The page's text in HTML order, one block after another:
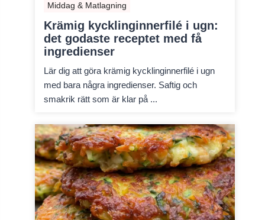
Middag & Matlagning
Krämig kycklinginnerfilé i ugn:
det godaste receptet med få
ingredienser
Lär dig att göra krämig kycklinginnerfilé i ugn
med bara några ingredienser. Saftig och
smakrik rätt som är klar på ...